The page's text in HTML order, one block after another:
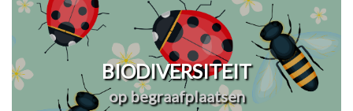
BIODIVERSITEIT
op begraafplaatsen